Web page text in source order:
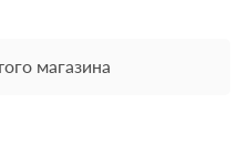
магазина